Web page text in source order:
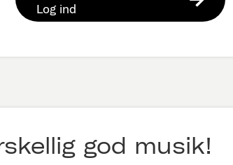
Log ind
god musik!